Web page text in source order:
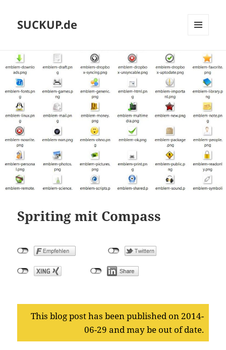
SUCKUP.de
WIDGETS
Spriting mit Compass
This blog post has been published on 2014-
06-29 and may be out of date.